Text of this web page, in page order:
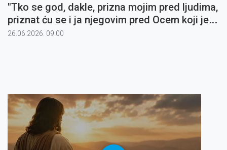
"Tko se god, dakle, prizna mojim pred ljudima,
priznat ću se i ja njegovim pred Ocem koji je
na nebesima" (5)
26.06.2026. 09:00